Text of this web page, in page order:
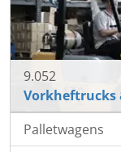
9.052
Vorkheftrucks
Palletwagens